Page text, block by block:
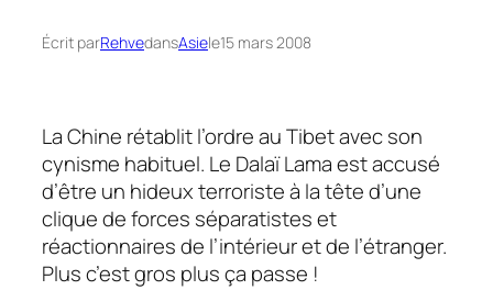
Écrit parRehvedansAsiele15 mars 2008
La Chine rétablit l’ordre au Tibet avec son
cynisme habituel. Le Dalaï Lama est accusé
d’être un hideux terroristeà la tête d’une
clique de forces séparatistes et
réactionnaires de l’intérieur et de l’étranger.
Plus c’est gros plus ça passe !